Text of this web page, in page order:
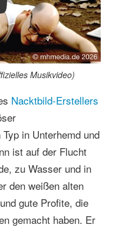
Musikvideo)
Nacktbild-Erstellers
in Unterhemd und
ist auf der Flucht
zu Wasser und in
den weißen alten
gute Profite, die
gemacht haben. Er